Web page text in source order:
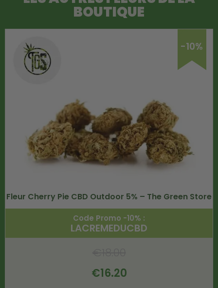
BOUTIQUE
-10%
Fleur Cherry Pie CBD Outdoor 5% – The Green Store
Code Promo -10% :
LACREMEDUCBD
€16.20